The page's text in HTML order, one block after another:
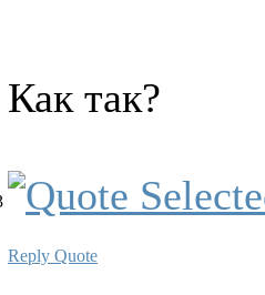
Как так?
Reply Quote